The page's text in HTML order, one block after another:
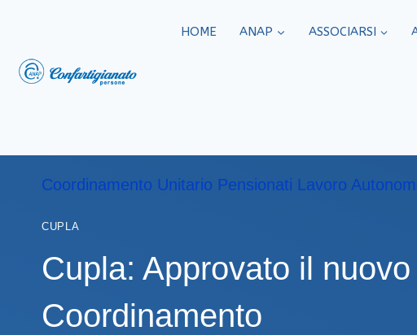
HOME ANAP ASSOCIARSI
Coordinamento Unitario Pensionati Lavoro
CUPLA
Cupla: Approvato il
Coordinamento